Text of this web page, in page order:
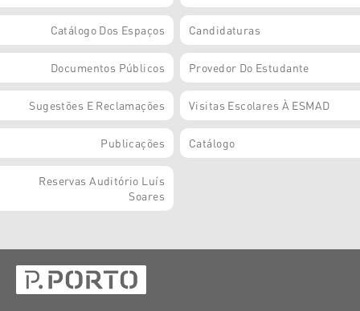
Catálogo Dos Espaços Candidaturas
Documentos Públicos Provedor Do Estudante
Sugestões E Reclamações Visitas Escolares À ESMAD
Publicações Catálogo
Reservas Auditório Luís
Soares